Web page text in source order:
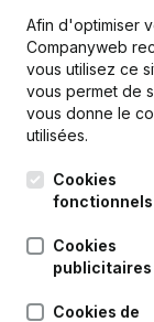
Bénéfices/
Capitaux propres
Marge brute
Publications
Afin d'optimiser
Companyweb
vous utilisez ce
vous permet de
vous donne le
utilisées.
Cookies
fonctionnels
Cookies
publicitaires
Cookies de